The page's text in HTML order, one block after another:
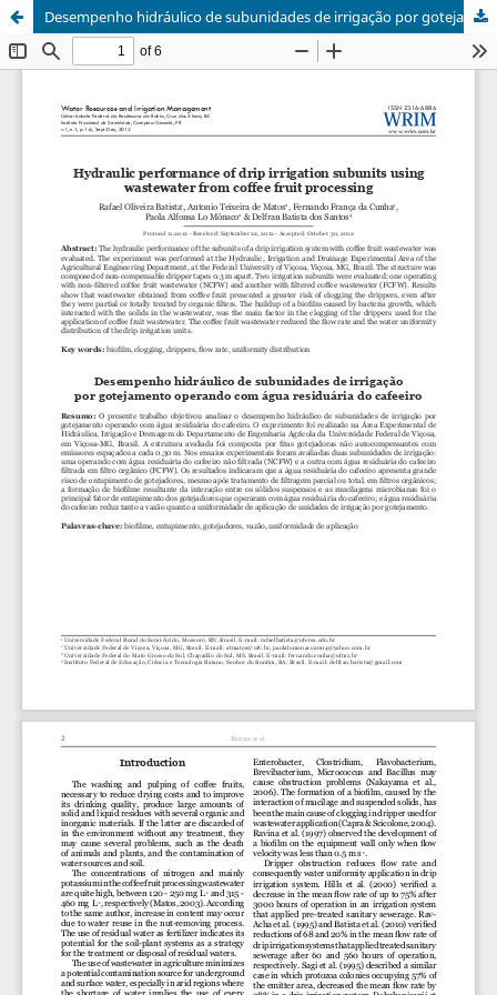
Desempenho hidráulico de subunidades de irrigação por gotejamento operando com água residuária do cafeeiro